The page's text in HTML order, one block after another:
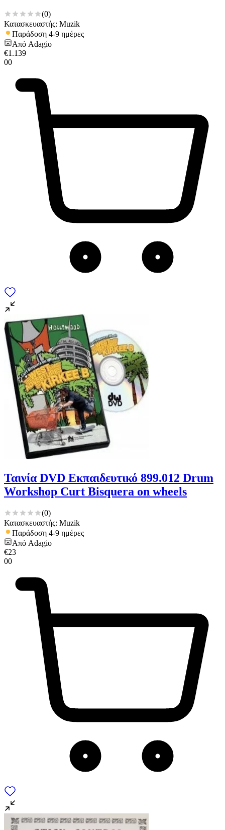
(0)
Κατασκευαστής: Muzik
Παράδοση 4-9 ημέρες
Από Adagio
€1.139
00
Ταινία DVD Εκπαιδευτικό 899.012 Drum
Workshop Curt Bisquera on wheels
(0)
Κατασκευαστής: Muzik
Παράδοση 4-9 ημέρες
Από Adagio
€23
00